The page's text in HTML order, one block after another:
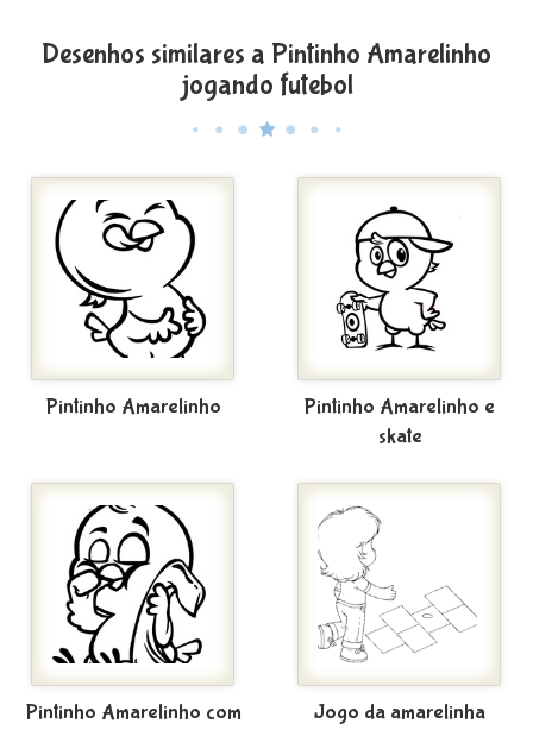
Desenhos similares a Pintinho Amarelinho
jogando futebol
Pintinho Amarelinho
Pintinho Amarelinho e
skate
Pintinho Amarelinho com
Jogo da amarelinha